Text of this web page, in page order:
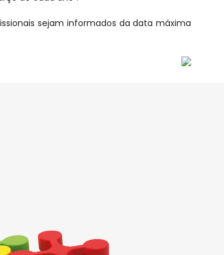
sejam informados da data máxima